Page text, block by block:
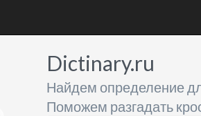
Dictinary.ru
Найдем определение
Поможем разгадать